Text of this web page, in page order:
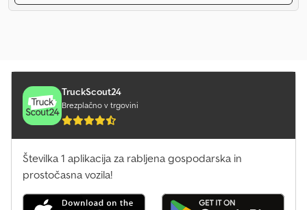
TruckScout24
Brezplačno v trgovini
Številka 1 aplikacija za rabljena gospodarska in
prostočasna vozila!